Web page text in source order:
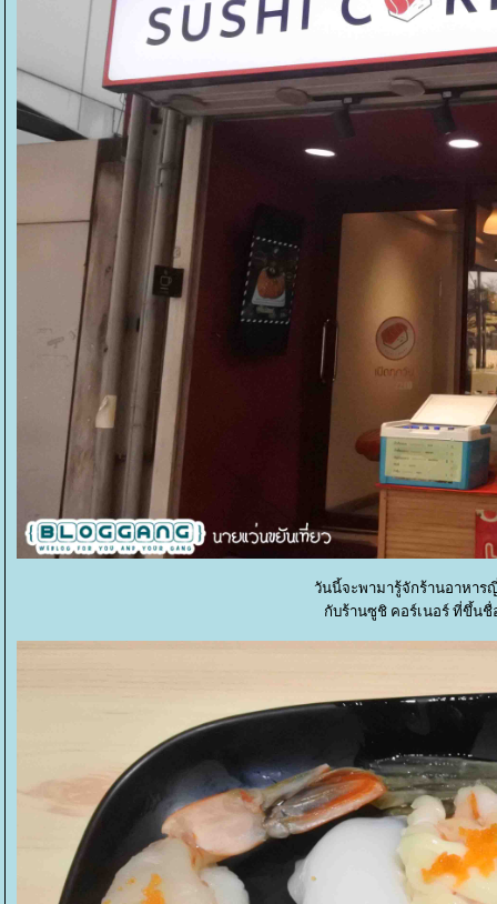
วันนี้จะพามารู้จักร้านอาหาร
กับร้านซูชิ คอร์เนอร์ ที่ขึ้นชื่